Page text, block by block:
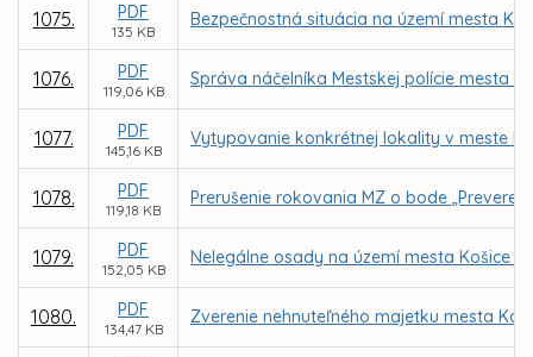
1075. PDF
135 KB
Bezpečnostná situácia na území mesta
1076. PDF
119,06 KB
Správa náčelníka Mestskej polície mesta
1077. PDF
145,16 KB
Vytypovanie konkrétnej lokality v meste
1078. PDF
119,18 KB
Prerušenie rokovania MZ o bode
1079. PDF
152,05 KB
Nelegálne osady na území mesta Košice
1080. PDF
134,47 KB
Zverenie nehnuteľného majetku mesta